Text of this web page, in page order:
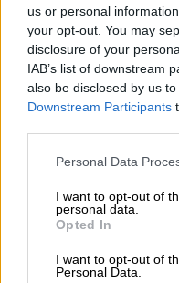
us or personal
your opt-out. You may
disclosure of your
IAB’s list of downstream
also be disclosed by us
Downstream Participants
Please note that this
not limited to your visit or
grant or deny consent to
use your data for below
consent section.
Personal Data
I want to opt-out of
personal data.
Opted In
I want to opt-out of
Personal Data.
παρουσιάζοντας
του Μουντιάλ
αφιερώματα για
αουτσάιντερ, τα
πρόγραμμα, τις
ΕΡΤ και όλα όσα
από την έναρξη
Η ανάλυση των 12
1ος όμιλος
Τσεχία, Νότια